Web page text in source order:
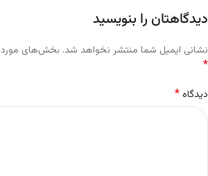
دیدگاهتان را بنویسید
نشانی ایمیل شما منتشر نخواهد شد. بخش‌های
*
دیدگاه*